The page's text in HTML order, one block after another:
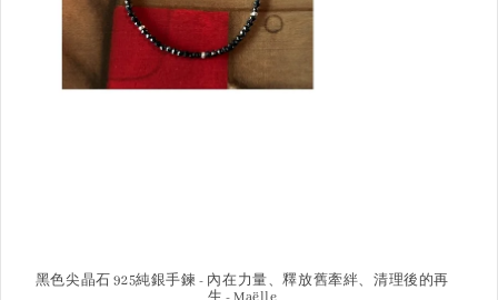
黑色尖晶石 925純銀手鍊 - 內在力量、釋放舊牽絆、清理後的再